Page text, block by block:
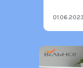
01.06.2023